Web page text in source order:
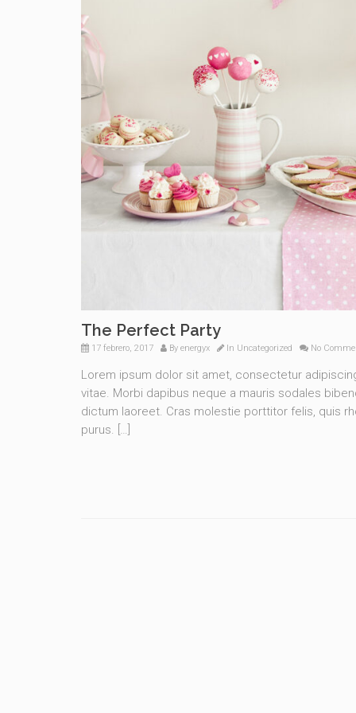
The Perfect Party
17 febrero, 2017 By energyx In Uncategorized No
Lorem ipsum dolor sit amet, consectetur
vitae. Morbi dapibus neque a mauris sodales
dictum laoreet. Cras molestie porttitor felis, quis
purus. […]